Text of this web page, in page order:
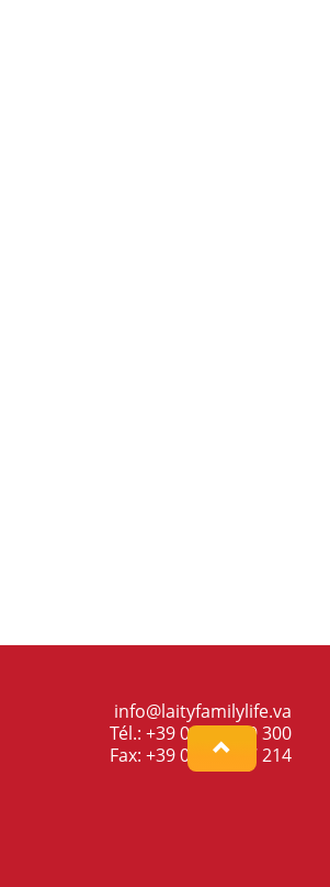
info@laityfamilylife.va
Tél.: +39 06 698 69 300
Fax: +39 06 698 87 214